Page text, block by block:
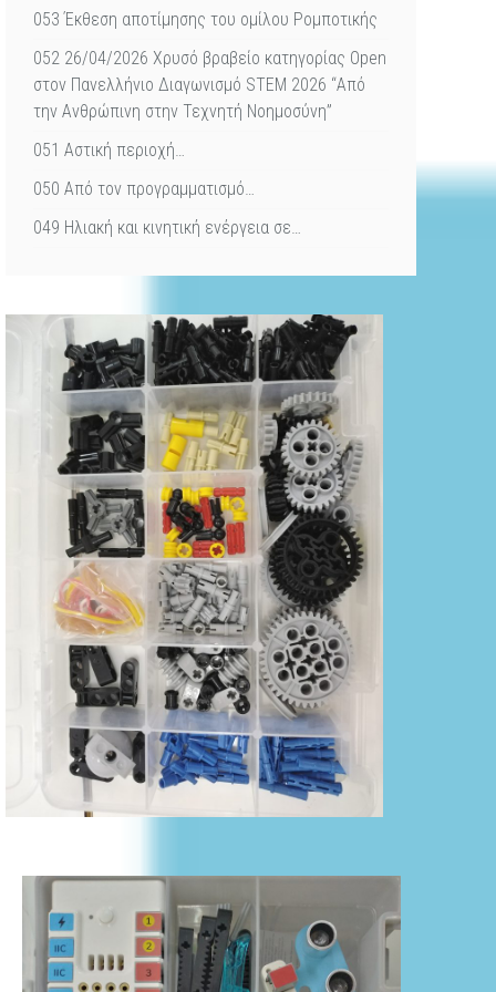
053 Έκθεση αποτίμησης του ομίλου Ρομποτικής
052 26/04/2026 Χρυσό βραβείο κατηγορίας Open
στον Πανελλήνιο Διαγωνισμό STEM 2026 “Από
την Ανθρώπινη στην Τεχνητή Νοημοσύνη”
051 Αστική περιοχή…
050 Από τον προγραμματισμό…
049 Ηλιακή και κινητική ενέργεια σε…